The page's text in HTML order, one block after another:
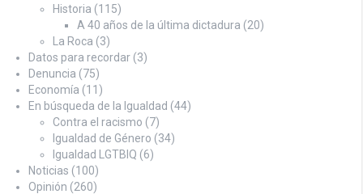
Historia (115)
A 40 años de la última dictadura (20)
La Roca (3)
Datos para recordar (3)
Denuncia (75)
Economía (11)
En búsqueda de la Igualdad (44)
Contra el racismo (7)
Igualdad de Género (34)
Igualdad LGTBIQ (6)
Noticias (100)
Opinión (260)